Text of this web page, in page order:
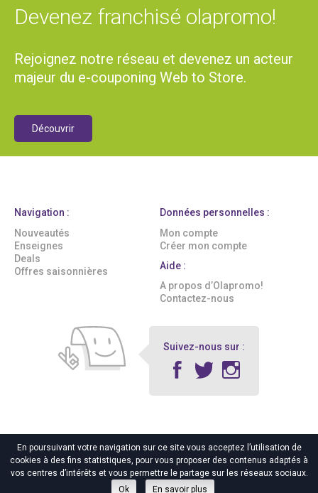
Devenez franchisé olapromo!
Rejoignez notre réseau et devenez un acteur
majeur du e-couponing Web to Store.
Découvrir
Navigation :
Nouveautés
Enseignes
Deals
Offres saisonnières
Données personnelles :
Mon compte
Créer mon compte
Aide :
A propos d’Olapromo!
Contactez-nous
Suivez-nous sur :
© 2016 Olapromo! | Tous Droits Réservés Mentions légales
|
Protection des données personnelles
En poursuivant votre navigation sur ce site vous acceptez l’utilisation de
cookies à des fins statistiques, pour vous proposer des contenus adaptés à
vos centres d’intérêts et vous permettre le partage sur les réseaux sociaux.
Ok
En savoir plus